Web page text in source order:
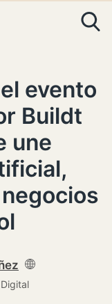
evento
Buildt
une